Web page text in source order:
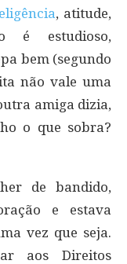
, atitude,
é estudioso,
bem (segundo
não vale uma
amiga dizia,
o que sobra?
de bandido,
e estava
vez que seja.
aos Direitos